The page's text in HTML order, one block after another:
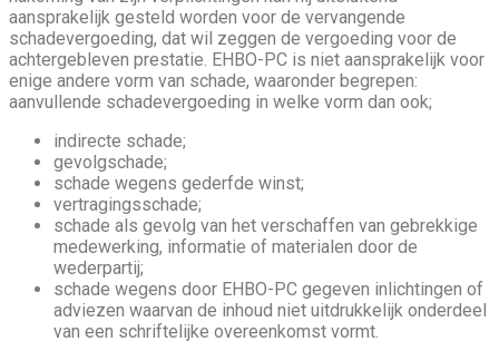
aansprakelijk gesteld worden voor de vervangende
schadevergoeding, dat wil zeggen de vergoeding voor de
achtergebleven prestatie. EHBO-PC is niet aansprakelijk voor
enige andere vorm van schade, waaronder begrepen:
aanvullende schadevergoeding in welke vorm dan ook;
indirecte schade;
gevolgschade;
schade wegens gederfde winst;
vertragingsschade;
schade als gevolg van het verschaffen van gebrekkige
medewerking, informatie of materialen door de
wederpartij;
schade wegens door EHBO-PC gegeven inlichtingen of
adviezen waarvan de inhoud niet uitdrukkelijk onderdeel
van een schriftelijke overeenkomst vormt.